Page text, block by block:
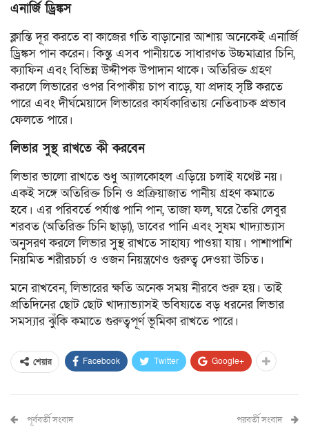
এনার্জি ড্রিঙ্কস
ক্লান্তি দূর করতে বা কাজের গতি বাড়ানোর আশায় অনেকেই এনার্জি
ড্রিঙ্কস পান করেন। কিন্তু এসব পানীয়তে সাধারণত উচ্চমাত্রার চিনি,
ক্যাফিন এবং বিভিন্ন উদ্দীপক উপাদান থাকে। অতিরিক্ত গ্রহণ
করলে লিভারের ওপর বিপাকীয় চাপ বাড়ে, যা প্রদাহ সৃষ্টি করতে
পারে এবং দীর্ঘমেয়াদে লিভারের কার্যকারিতায় নেতিবাচক প্রভাব
ফেলতে পারে।
লিভার সুস্থ রাখতে কী করবেন
লিভার ভালো রাখতে শুধু অ্যালকোহল এড়িয়ে চলাই যথেষ্ট নয়।
একই সঙ্গে অতিরিক্ত চিনি ও প্রক্রিয়াজাত পানীয় গ্রহণ কমাতে
হবে। এর পরিবর্তে পর্যাপ্ত পানি পান, তাজা ফল, ঘরে তৈরি লেবুর
শরবত (অতিরিক্ত চিনি ছাড়া), ডাবের পানি এবং সুষম খাদ্যাভ্যাস
অনুসরণ করলে লিভার সুস্থ রাখতে সাহায্য পাওয়া যায়। পাশাপাশি
নিয়মিত শরীরচর্চা ও ওজন নিয়ন্ত্রণেও গুরুত্ব দেওয়া উচিত।
মনে রাখবেন, লিভারের ক্ষতি অনেক সময় নীরবে শুরু হয়। তাই
প্রতিদিনের ছোট ছোট খাদ্যাভ্যাসই ভবিষ্যতে বড় ধরনের লিভার
সমস্যার ঝুঁকি কমাতে গুরুত্বপূর্ণ ভূমিকা রাখতে পারে।
শেয়ার Facebook Twitter Google+
পূর্ববর্তী সংবাদ পরবর্তী সংবাদ